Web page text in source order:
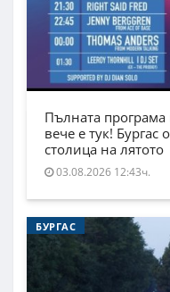
Пълната програма
вече е тук!
столица на лятото
03.08.2026 12:43ч.
БУРГАС